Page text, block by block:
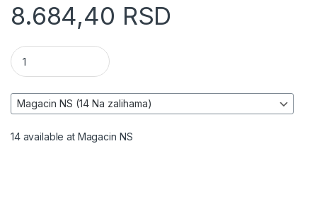
8.684,40 RSD
Rende (blanja) - GRAPHITE 59G678 količina
14 available at Magacin NS